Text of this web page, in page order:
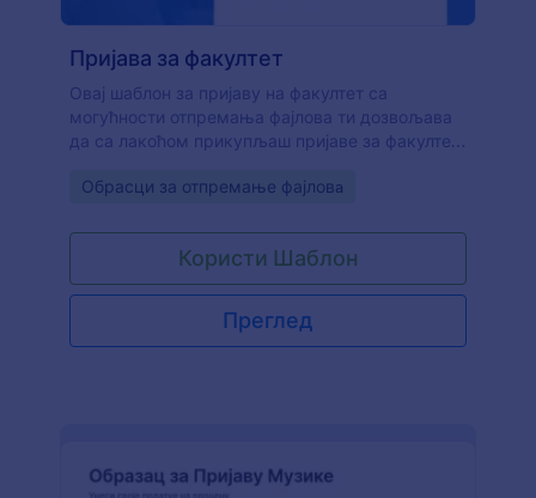
Пријава за факултет
Овај шаблон за пријаву на факултет са
могућности отпремања фајлова ти дозвољава
да са лакоћом прикупљаш пријаве за факултет
можеш да повежеш образац са интеграцијама
Box налоге, да би могао лакше да организујеш
отпремљене фајлове
Go to Category:
Обрасци за отпремање фајловa
Користи Шаблон
Преглед